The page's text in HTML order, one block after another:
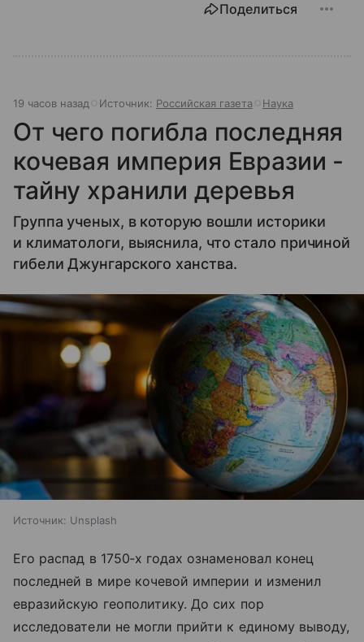
Поделиться
19 часов назад Источник: Российская газета Наука
От чего погибла последняя
кочевая империя Евразии -
тайну хранили деревья
Группа ученых, в которую вошли историки
и климатологи, выяснила, что стало причиной
гибели Джунгарского ханства.
Источник: Unsplash
Его распад в 1750‑х годах ознаменовал конец
последней в мире кочевой империи и изменил
евразийскую геополитику. До сих пор
исследователи не могли прийти к единому выводу,